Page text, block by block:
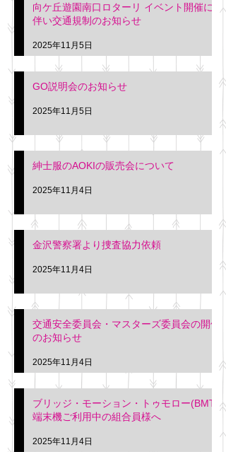
を行います。 神奈川個人
タクシー協同組合 専務 佐
久間
向ケ丘遊園南口ロターリ イベント開催に
伴い交通規制のお知らせ
2025年11月5日
GO説明会のお知らせ
2025年11月5日
紳士服のAOKIの販売会について
2025年11月4日
金沢警察署より捜査協力依頼
2025年11月4日
交通安全委員会・マスターズ委員会の開催
のお知らせ
2025年11月4日
ブリッジ・モーション・トゥモロー(BMT)
端末機ご利用中の組合員様へ
2025年11月4日